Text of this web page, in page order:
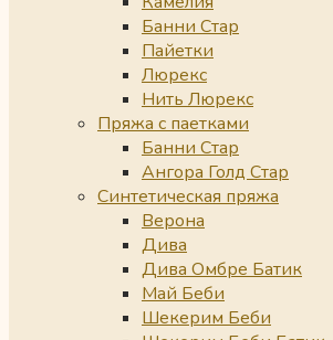
Банни Стар
Пайетки
Люрекс
Нить Люрекс
Пряжа с паетками
Банни Стар
Ангора Голд Стар
Синтетическая пряжа
Верона
Дива
Дива Омбре Батик
Май Беби
Шекерим Беби